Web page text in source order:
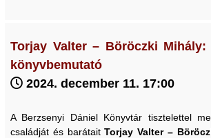
Torjay Valter – Böröczki
könyvbemutató
2024. december 11. 17:00
A Berzsenyi Dániel Könyvtár tisztelettel
családját és barátaitTorjay Valter –